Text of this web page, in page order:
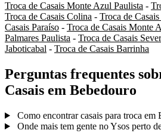
Troca de Casais Monte Azul Paulista -
Troca de Casais Colina - Troca de
Casais Paraíso - Troca de Casais Monte
Palmares Paulista - Troca de Casais
Jaboticabal - Troca de Casais Barrinha
Perguntas frequentes
Casais em Bebedouro
Como encontrar casais para troca em
Onde mais tem gente no Ysos perto